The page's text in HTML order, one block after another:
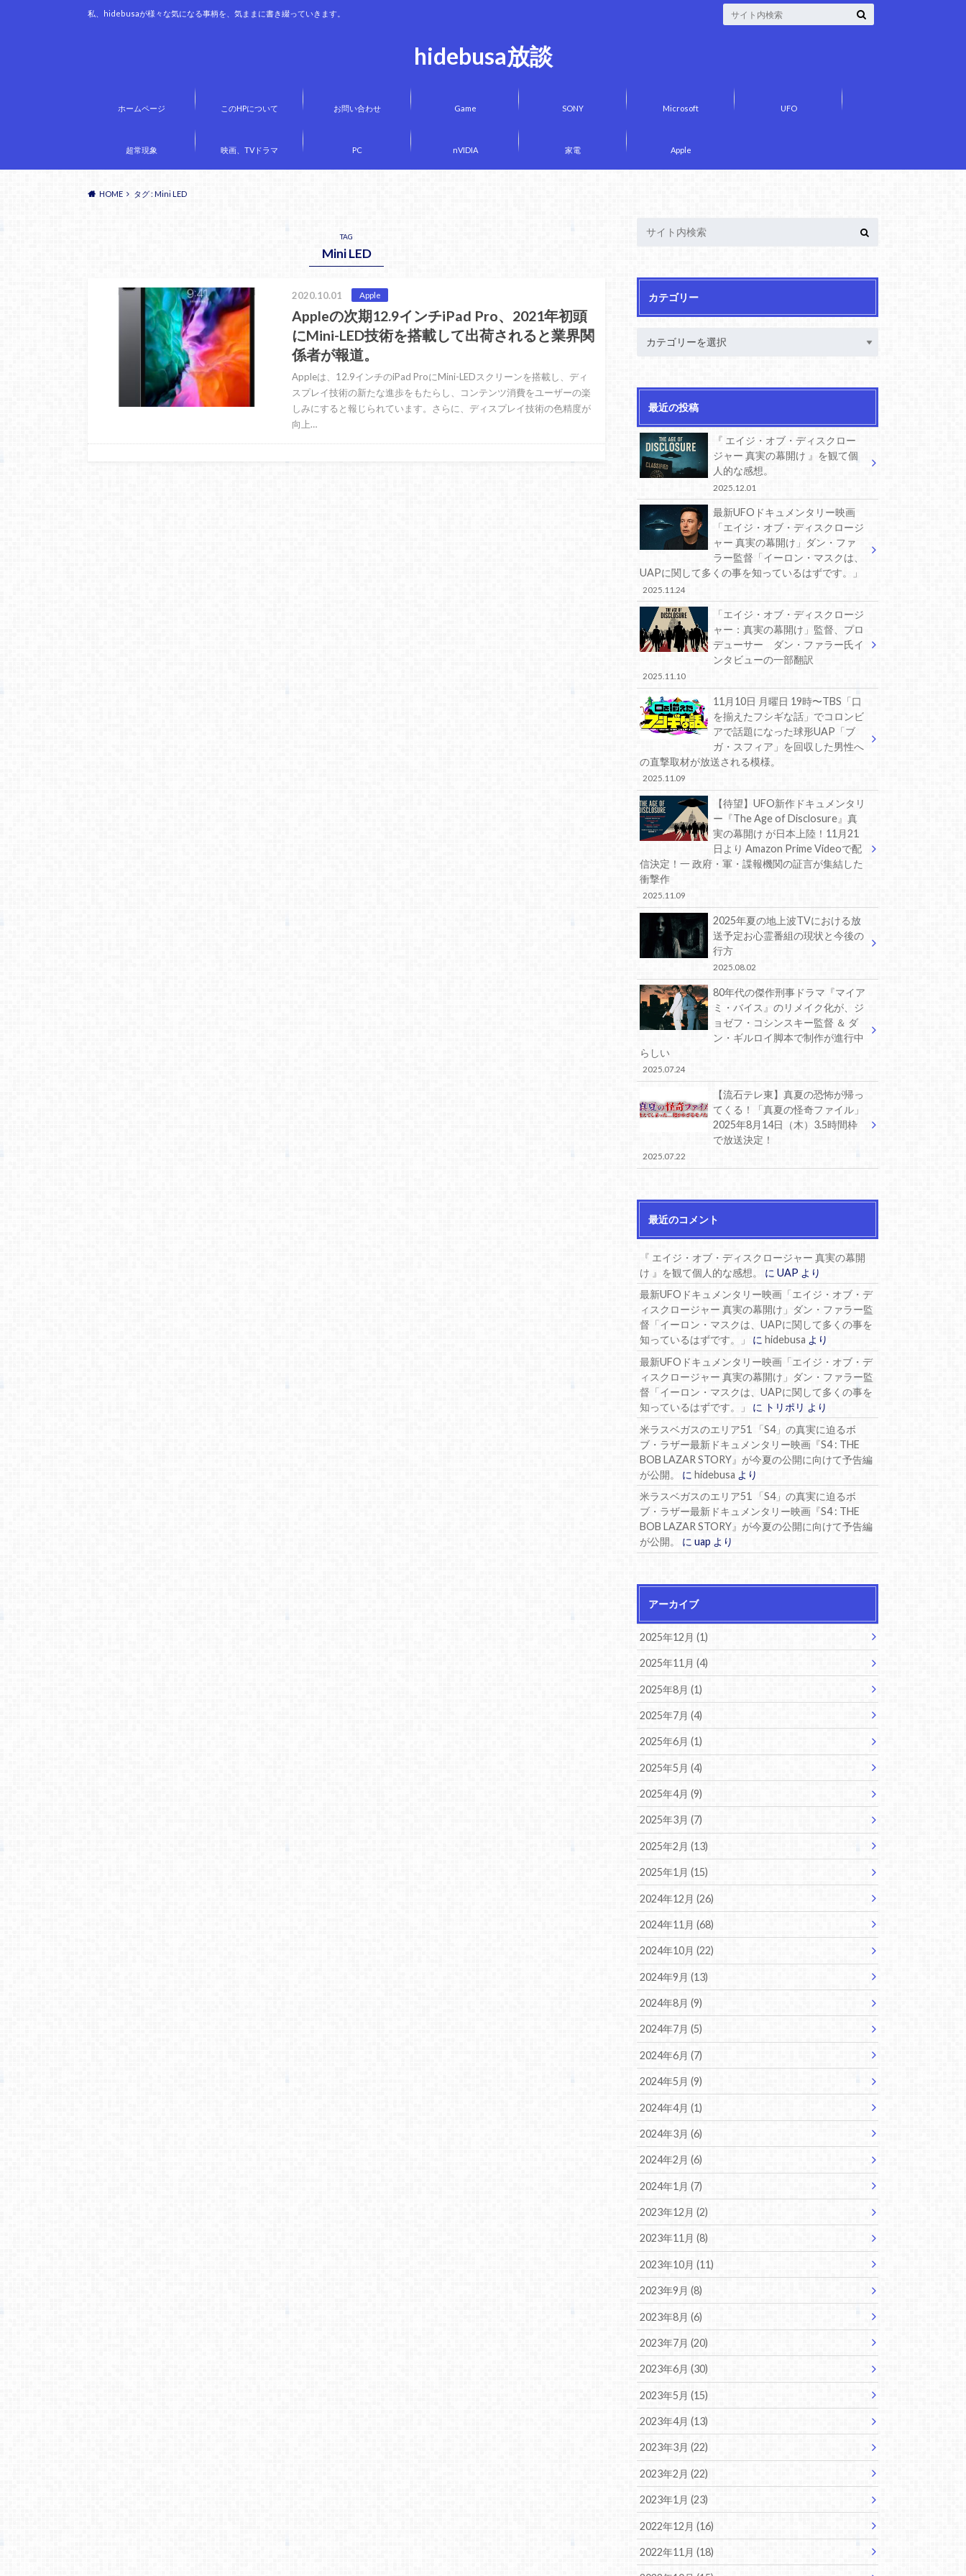
hidebusa放談
私、hidebusaが様々な気になる事柄を、気ままに書き綴っていきます。
ホームページ このHPについて お問い合わせ Game SONY Microsoft UFO
超常現象 映画、TVドラマ PC nVIDIA 家電 Apple
HOME タグ : Mini LED
TAG
Mini LED
2020.10.01 Apple
Appleの次期12.9インチiPad Pro、2021年初頭
にMini-LED技術を搭載して出荷されると業界関
係者が報道。
Appleは、12.9インチのiPad ProにMini-LEDスクリーンを搭載し、ディ
スプレイ技術の新たな進歩をもたらし、コンテンツ消費をユーザーの楽
しみにすると報じられています。さらに、ディスプレイ技術の色精度が
向上…
カテゴリー
最近の投稿
『 エイジ・オブ・ディスクロー
ジャー 真実の幕開け 』を観て個
人的な感想。
2025.12.01
最新UFOドキュメンタリー映画
「エイジ・オブ・ディスクロージ
ャー 真実の幕開け」ダン・ファ
ラー監督「イーロン・マスクは、
UAPに関して多くの事を知っているはずです。」
2025.11.24
「エイジ・オブ・ディスクロージ
ャー：真実の幕開け」監督、プロ
デューサー ダン・ファラー氏イ
ンタビューの一部翻訳
2025.11.10
11月10日 月曜日 19時〜TBS「口
を揃えたフシギな話」でコロンビ
アで話題になった球形UAP「ブ
ガ・スフィア」を回収した男性へ
の直撃取材が放送される模様。
2025.11.09
【待望】UFO新作ドキュメンタリ
ー『The Age of Disclosure』真
実の幕開け が日本上陸！11月21
日より Amazon Prime Videoで配
信決定！一 政府・軍・諜報機関の証言が集結した
衝撃作
2025.11.09
2025年夏の地上波TVにおける放
送予定お心霊番組の現状と今後の
行方
2025.08.02
80年代の傑作刑事ドラマ『マイア
ミ・バイス』のリメイク化が、ジ
ョゼフ・コシンスキー監督 ＆ ダ
ン・ギルロイ脚本で制作が進行中
らしい
2025.07.24
【流石テレ東】真夏の恐怖が帰っ
てくる！「真夏の怪奇ファイル」
2025年8月14日（木）3.5時間枠
で放送決定！
2025.07.22
最近のコメント
『 エイジ・オブ・ディスクロージャー 真実の幕開
け 』を観て個人的な感想。
にUAP より
最新UFOドキュメンタリー映画「エイジ・オブ・デ
ィスクロージャー 真実の幕開け」ダン・ファラー監
督「イーロン・マスクは、UAPに関して多くの事を
知っているはずです。」
にhidebusa より
最新UFOドキュメンタリー映画「エイジ・オブ・デ
ィスクロージャー 真実の幕開け」ダン・ファラー監
督「イーロン・マスクは、UAPに関して多くの事を
知っているはずです。」
に トリポリ より
米ラスベガスのエリア51 「S4」の真実に迫るボ
ブ・ラザー最新ドキュメンタリー映画『S4 : THE
BOB LAZAR STORY』が今夏の公開に向けて予告編
が公開。
にhidebusa より
米ラスベガスのエリア51 「S4」の真実に迫るボ
ブ・ラザー最新ドキュメンタリー映画『S4 : THE
BOB LAZAR STORY』が今夏の公開に向けて予告編
が公開。
にuap より
アーカイブ
2025年12月 (1)
2025年11月 (4)
2025年8月 (1)
2025年7月 (4)
2025年6月 (1)
2025年5月 (4)
2025年4月 (9)
2025年3月 (7)
2025年2月 (13)
2025年1月 (15)
2024年12月 (26)
2024年11月 (68)
2024年10月 (22)
2024年9月 (13)
2024年8月 (9)
2024年7月 (5)
2024年6月 (7)
2024年5月 (9)
2024年4月 (1)
2024年3月 (6)
2024年2月 (6)
2024年1月 (7)
2023年12月 (2)
2023年11月 (8)
2023年10月 (11)
2023年9月 (8)
2023年8月 (6)
2023年7月 (20)
2023年6月 (30)
2023年5月 (15)
2023年4月 (13)
2023年3月 (22)
2023年2月 (22)
2023年1月 (23)
2022年12月 (16)
2022年11月 (18)